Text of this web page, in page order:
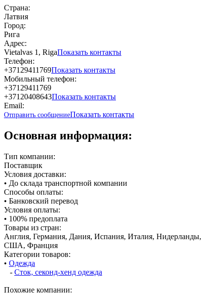
Страна:
Латвия
Город:
Рига
Адрес:
Vietalvas 1, RigaПоказать контакты
Телефон:
+37129411769Показать контакты
Мобильный телефон:
+37129411769
+37120408643Показать контакты
Email:
Отправить сообщениеПоказать контакты
Основная информация:
Тип компании:
Поставщик
Условия доставки:
• До склада транспортной компании
Способы оплаты:
• Банковский перевод
Условия оплаты:
• 100% предоплата
Товары из стран:
Англия, Германия, Дания, Испания, Италия, Нидерланды,
США, Франция
Категории товаров:
• Одежда
- Сток, секонд-хенд одежда
Похожие компании: